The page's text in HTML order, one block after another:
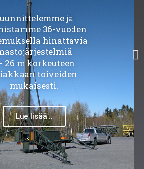
ja
36-vuoden
hinattavia
26 m korkeuteen
toiveiden
mukaisesti.
Lue lisää...